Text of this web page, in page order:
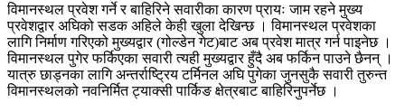
विमानस्थल प्रवेश गर्ने र बाहिरिने सवारीका कारण प्रायः जाम रहने मुख्य
प्रवेशद्वार अघिको सडक अहिले केही खुला देखिन्छ । विमानस्थल प्रवेशका
लागि निर्माण गरिएको मुख्यद्वार (गोल्डेन गेट)बाट अब प्रवेश मात्र गर्न पाइनेछ ।
विमानस्थल पुगेर फर्किएका सवारी त्यही मुख्यद्वार हुँदै अब फर्किन पाउने छैनन् ।
यात्रु छाड्नका लागि अन्तर्राष्ट्रिय टर्मिनल अघि पुगेका जुनसुकै सवारी तुरुन्त
विमानस्थलको नवनिर्मित ट्याक्सी पार्किङ क्षेत्रबाट बाहिरिनुपर्नेछ ।